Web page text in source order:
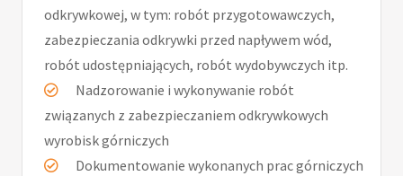
odkrywkowej, w tym: robót przygotowawczych,
zabezpieczania odkrywki przed napływem wód,
robót udostępniających, robót wydobywczych itp.
Nadzorowanie i wykonywanie robót
związanych z zabezpieczaniem odkrywkowych
wyrobisk górniczych
Dokumentowanie wykonanych prac górniczych